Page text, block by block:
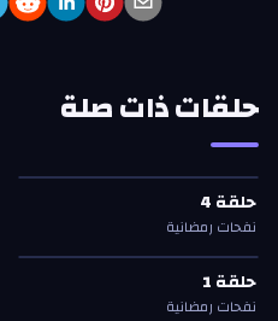
حلقات ذات صلة
حلقة4
—نفحات رمضانية حلقة 4 حلقة4
نفحات رمضانية
حلقة1
—نفحات رمضانية حلقة 1 حلقة1
نفحات رمضانية